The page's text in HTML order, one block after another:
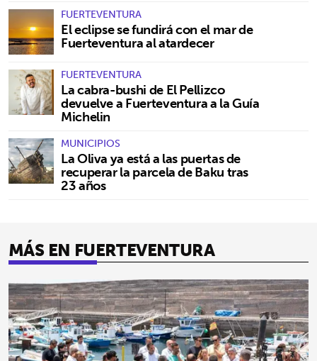
FUERTEVENTURA
El eclipse se fundirá con el mar de
Fuerteventura al atardecer
FUERTEVENTURA
La cabra-bushi de El Pellizco
devuelve a Fuerteventura a la Guía
Michelin
MUNICIPIOS
La Oliva ya está a las puertas de
recuperar la parcela de Baku tras
23 años
MÁS EN FUERTEVENTURA